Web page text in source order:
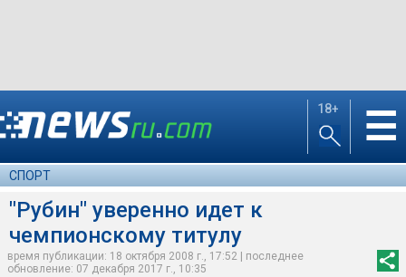
18+ ☰
СПОРТ
"Рубин" уверенно идет к
чемпионскому титулу
время публикации: 18 октября 2008 г., 17:52 | последнее
обновление: 07 декабря 2017 г., 10:35